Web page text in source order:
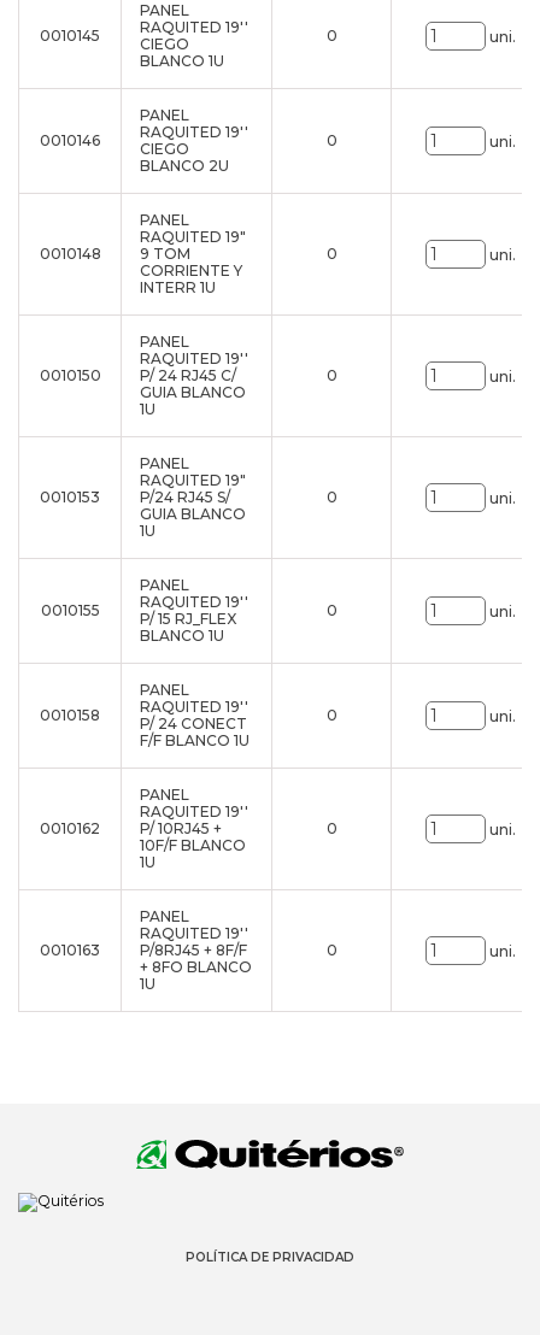
0010145
PANEL
RAQUITED 19''
CIEGO
BLANCO 1U
0 uni.
0010146
PANEL
RAQUITED 19''
CIEGO
BLANCO 2U
0 uni.
0010148
PANEL
RAQUITED 19"
9 TOM
CORRIENTE Y
INTERR 1U
0 uni.
0010150
PANEL
RAQUITED 19''
P/ 24 RJ45 C/
GUIA BLANCO
1U
0 uni.
0010153
PANEL
RAQUITED 19"
P/24 RJ45 S/
GUIA BLANCO
1U
0 uni.
0010155
PANEL
RAQUITED 19''
P/ 15 RJ_FLEX
BLANCO 1U
0 uni.
0010158
PANEL
RAQUITED 19''
P/ 24 CONECT
F/F BLANCO 1U
0 uni.
0010162
PANEL
RAQUITED 19''
P/ 10RJ45 +
10F/F BLANCO
1U
0 uni.
0010163
PANEL
RAQUITED 19''
P/8RJ45 + 8F/F
+ 8FO BLANCO
1U
0 uni.
POLÍTICA DE PRIVACIDAD